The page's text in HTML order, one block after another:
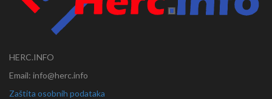
HERC.INFO
Email: info@herc.info
Zaštita osobnih podataka